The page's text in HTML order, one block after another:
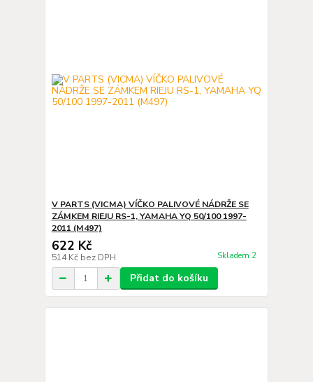
V PARTS (VICMA) VÍČKO PALIVOVÉ NÁDRŽE SE
ZÁMKEM RIEJU RS-1, YAMAHA YQ 50/100 1997-
2011 (M497)
622 Kč
514 Kč bez DPH Skladem 2
Přidat do košíku